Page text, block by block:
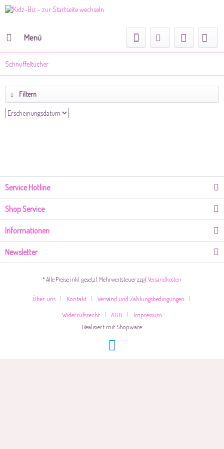
Menü
Schnuffeltücher
Filtern
Service Hotline
Shop Service
Informationen
Newsletter
* Alle Preise inkl. gesetzl. Mehrwertsteuer zzgl.Versandkosten
Über uns Kontakt
Versand und Zahlungsbedingungen
Widerrufsrecht
AGB
Impressum
Realisiert mit Shopware